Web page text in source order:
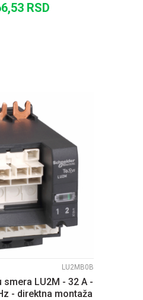
RSD
LU2MB0B
LU2M - 32 A -
- direktna montaža